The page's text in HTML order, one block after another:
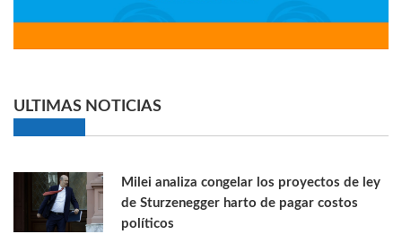
ULTIMAS NOTICIAS
Milei analiza congelar los proyectos de ley
de Sturzenegger harto de pagar costos
políticos